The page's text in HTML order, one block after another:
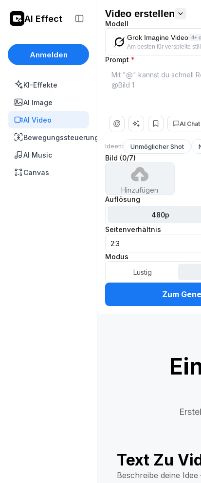
AI Effect
Anmelden
KI-Effekte
AI Image
AI Video
Bewegungssteuerung
AI Music
Canvas
Video erstellen
Modell
Grok Imagine Video 4+
Am besten für verspielte
Prompt *
@ AI Chat
Ideen: Unmöglicher Shot
Bild (0/7)
Hinzufügen
Auflösung
480p
Seitenverhältnis
2:3
Modus
Lustig
Zum
Text Zu
Beschreibe deine